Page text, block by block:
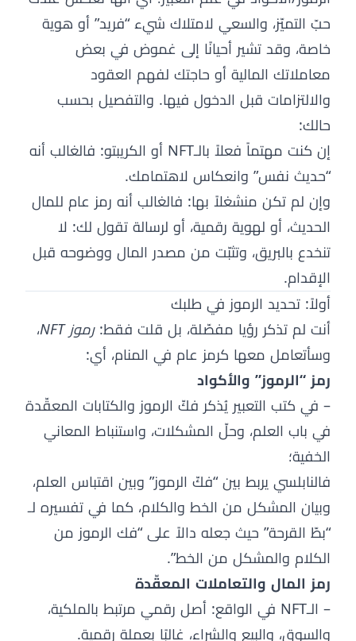
حبّ التميّز، والسعي لامتلاك شيء “فريد” أو هوية
خاصة، وقد تشير أحيانًا إلى غموض في بعض
معاملاتك المالية أو حاجتك لفهم العقود
والالتزامات قبل الدخول فيها. والتفصيل بحسب
حالك:
إن كنت مهتماً فعلاً بالـNFT أو الكريبتو: فالغالب أنه
“حديث نفس” وانعكاس لاهتمامك.
وإن لم تكن منشغلاً بها: فالغالب أنه رمز عام للمال
الحديث، أو لهوية رقمية، أو لرسالة تقول لك: لا
تنخدع بالبريق، وتثبّت من مصدر المال ووضوحه قبل
الإقدام.
أولاً: تحديد الرموز في طلبك
أنت لم تذكر رؤيا مفصّلة، بل قلت فقط:رموز NFT
،
وسأتعامل معها كرمز عام في المنام، أي:
رمز “الرموز” والأكواد
– في كتب التعبير يُذكر فكّ الرموز والكتابات المعقّدة
في باب العلم، وحلّ المشكلات، واستنباط المعاني
الخفية؛
فالنابلسي يربط بين “فكّ الرموز” وبين اقتباس العلم،
وبيان المشكل من الخط والكلام، كما في تفسيره لـ
“بطّ القرحة” حيث جعله دالاً على “فك الرموز من
الكلام والمشكل من الخط”.
رمز المال والتعاملات المعقّدة
– الـNFT في الواقع: أصل رقمي مرتبط بالملكية،
والسوق، والبيع والشراء، غالبًا بعملة رقمية.